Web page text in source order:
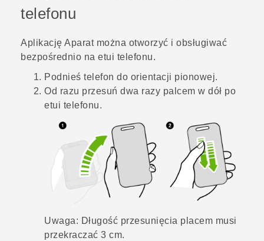
POMOC TECHNICZNA
Urządzenia i akcesoria HTC
Zaloguj się
telefonu
Aplikację Aparatmożna otworzyć i obsługiwać
bezpośrednio na etui telefonu.
Podnieś telefon do orientacji pionowej.
Od razu przesuń dwa razy palcem w dół po
etui telefonu.
Uwaga: Długość przesunięcia placem musi
przekraczać 3 cm.